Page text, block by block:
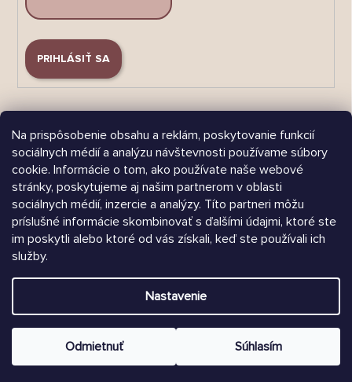
Na prispôsobenie obsahu a reklám, poskytovanie funkcií
sociálnych médií a analýzu návštevnosti používame súbory
cookie. Informácie o tom, ako používate naše webové
stránky, poskytujeme aj našim partnerom v oblasti
sociálnych médií, inzercie a analýzy. Títo partneri môžu
príslušné informácie skombinovať s ďalšími údajmi, ktoré ste
im poskytli alebo ktoré od vás získali, keď ste používali ich
služby.
Nastavenie
Odmietnuť Súhlasím
PRIHLÁSIŤ SA
Árukereső.hu
Vytvoril Shoptet
Copyright 2026Chrústiček.sk. Všetky práva vyhradené.